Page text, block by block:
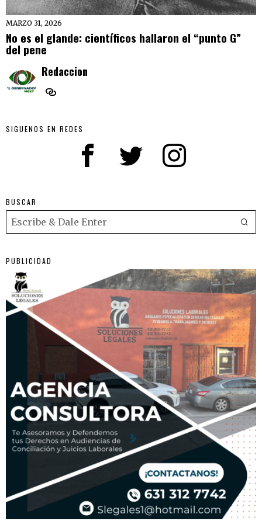
MARZO 31, 2026
No es el glande: científicos hallaron el “punto G”
del pene
Redaccion
SIGUENOS EN REDES
BUSCAR
PUBLICIDAD